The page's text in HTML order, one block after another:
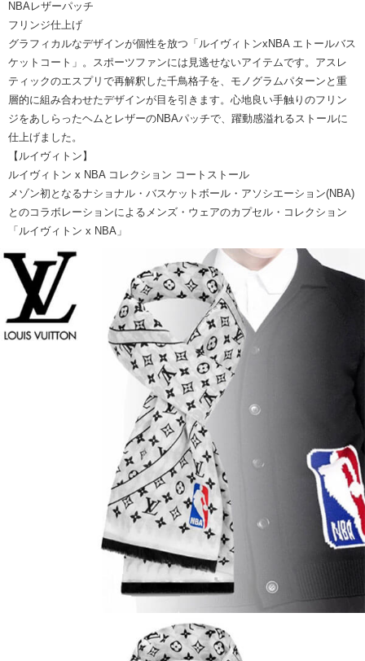
NBAレザーパッチ
フリンジ仕上げ
グラフィカルなデザインが個性を放つ「ルイヴィトンxNBA エトールバス
ケットコート」。スポーツファンには見逃せないアイテムです。アスレ
ティックのエスプリで再解釈した千鳥格子を、モノグラムパターンと重
層的に組み合わせたデザインが目を引きます。心地良い手触りのフリン
ジをあしらったヘムとレザーのNBAパッチで、躍動感溢れるストールに
仕上げました。
【ルイヴィトン】
ルイヴィトン x NBA コレクション コートストール
メゾン初となるナショナル・バスケットボール・アソシエーション(NBA)
とのコラボレーションによるメンズ・ウェアのカプセル・コレクション
「ルイヴィトン x NBA」